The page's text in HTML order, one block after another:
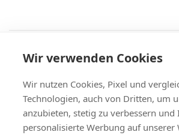
AGB
| Widerruf & -formular |
Versand & Zahlung,Kontakt,Fax-
+49 (0)8704/9281-95,
Vertrag widerrufen
Wir verwenden Cookies
Wir nutzen Cookies, Pixel und
Technologien, auch von Dritten, um
anzubieten, stetig zu verbessern und
personalisierte Werbung auf unserer